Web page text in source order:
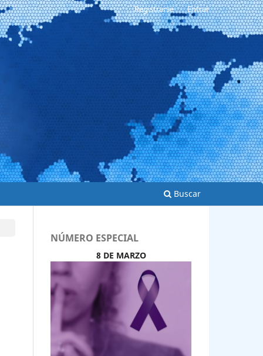
Buscar
Registrarse Entrar
NÚMERO ESPECIAL
8 DE MARZO